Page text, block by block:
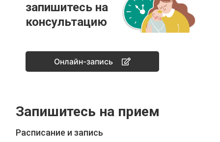
запишитесь на
консультацию
Онлайн-запись
Запишитесь на прием
Расписание и запись